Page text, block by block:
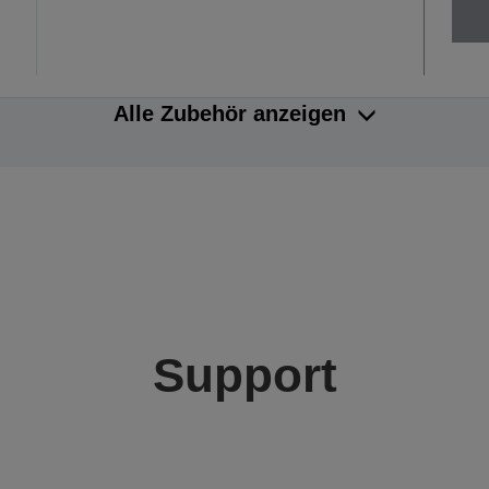
Alle Zubehör anzeigen
Support